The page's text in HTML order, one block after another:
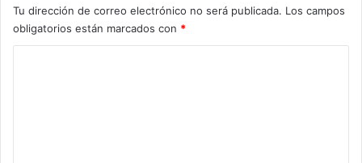
Tu dirección de correo electrónico no será publicada. Los campos
obligatorios están marcados con *